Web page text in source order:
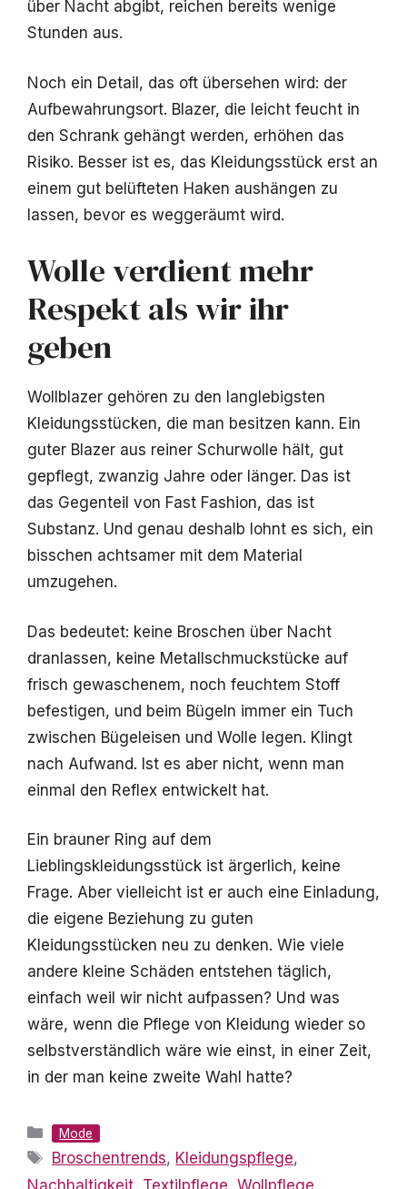
über Nacht abgibt, reichen bereits wenige
Stunden aus.
Noch ein Detail, das oft übersehen wird: der
Aufbewahrungsort. Blazer, die leicht feucht in
den Schrank gehängt werden, erhöhen das
Risiko. Besser ist es, das Kleidungsstück erst an
einem gut belüfteten Haken aushängen zu
lassen, bevor es weggeräumt wird.
Wolle verdient mehr
Respekt als wir ihr
geben
Wollblazer gehören zu den langlebigsten
Kleidungsstücken, die man besitzen kann. Ein
guter Blazer aus reiner Schurwolle hält, gut
gepflegt, zwanzig Jahre oder länger. Das ist
das Gegenteil von Fast Fashion, das ist
Substanz. Und genau deshalb lohnt es sich, ein
bisschen achtsamer mit dem Material
umzugehen.
Das bedeutet: keine Broschen über Nacht
dranlassen, keine Metallschmuckstücke auf
frisch gewaschenem, noch feuchtem Stoff
befestigen, und beim Bügeln immer ein Tuch
zwischen Bügeleisen und Wolle legen. Klingt
nach Aufwand. Ist es aber nicht, wenn man
einmal den Reflex entwickelt hat.
Ein brauner Ring auf dem
Lieblingskleidungsstück ist ärgerlich, keine
Frage. Aber vielleicht ist er auch eine Einladung,
die eigene Beziehung zu guten
Kleidungsstücken neu zu denken. Wie viele
andere kleine Schäden entstehen täglich,
einfach weil wir nicht aufpassen? Und was
wäre, wenn die Pflege von Kleidung wieder so
selbstverständlich wäre wie einst, in einer Zeit,
in der man keine zweite Wahl hatte?
Kategorien
Mode
Schlagwörter
Broschentrends, Kleidungspflege,